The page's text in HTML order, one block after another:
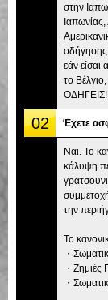
στην
οδήγησης
εάν είσαι
το
02 Έχετε
Ναι. Το
κάλυψη
την
Το
・
・
・